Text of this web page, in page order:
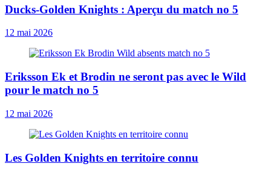
Ducks-Golden Knights : Aperçu du match no 5
12 mai 2026
Eriksson Ek et Brodin ne seront pas avec le Wild
pour le match no 5
12 mai 2026
Les Golden Knights en territoire connu